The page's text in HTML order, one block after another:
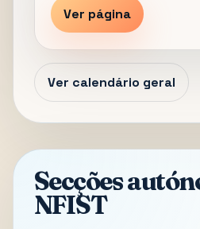
Ver página
Ver calendário geral
Secções
NFIST